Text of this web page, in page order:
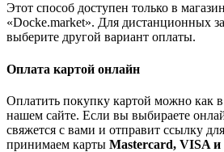
Этот способ доступен только в
«Docke.market». Для дистанционных
выберите другой вариант оплаты.
Оплата картой онлайн
Оплатить покупку картой можно как в
нашем сайте. Если вы выбираете
свяжется с вами и отправит ссылку
принимаем карты Mastercard, VISA